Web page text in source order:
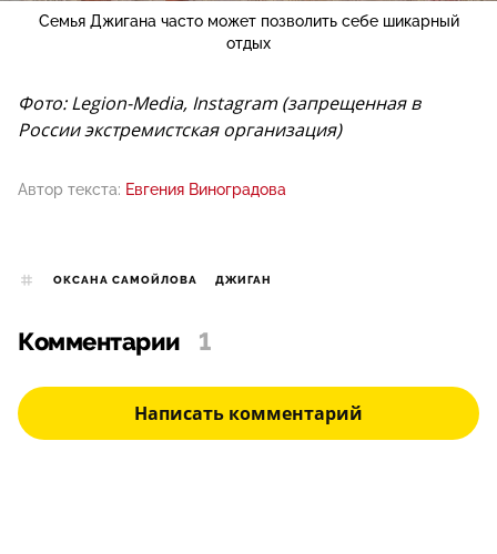
Семья Джигана часто может позволить себе шикарный
отдых
Фото: Legion-Media, Instagram (запрещенная в
России экстремистская организация)
Автор текста: Евгения Виноградова
ОКСАНА САМОЙЛОВА ДЖИГАН
Комментарии 1
Написать комментарий